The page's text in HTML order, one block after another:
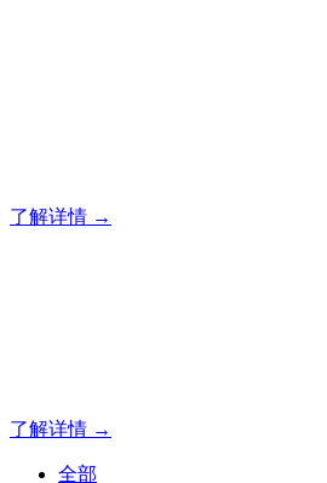
了解详情 →
了解详情 →
全部